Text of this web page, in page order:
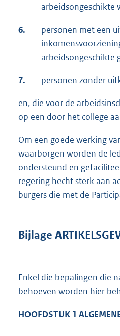
arbeidsongeschikte
6.
personen met een
arbeidsongeschikte
7. personen zonder
en, die voor de
op een door het college
Om een goede werking
waarborgen worden de
ondersteund en
regering hecht sterk aan
burgers die met de
Bijlage
Enkel die bepalingen die
behoeven worden hier
HOOFDSTUK 1